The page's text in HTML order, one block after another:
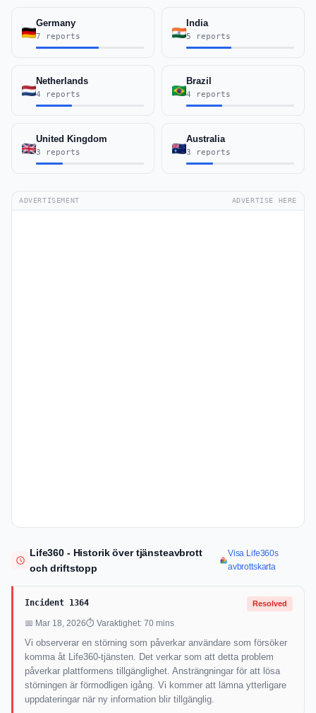
Germany
7 reports
India
5 reports
Netherlands
4 reports
Brazil
4 reports
United Kingdom
3 reports
Australia
3 reports
ADVERTISEMENT ADVERTISE HERE
Life360 - Historik över tjänsteavbrott
och driftstopp
Visa Life360s
avbrottskarta
Incident 1364 Resolved
📅 Mar 18, 2026⏱ Varaktighet: 70 mins
Vi observerar en störning som påverkar användare som försöker
komma åt Life360-tjänsten. Det verkar som att detta problem
påverkar plattformens tillgänglighet. Ansträngningar för att lösa
störningen är förmodligen igång. Vi kommer att lämna ytterligare
uppdateringar när ny information blir tillgänglig.